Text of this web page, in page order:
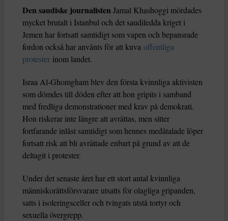
Den saudiske journalisten Jamal Khashoggi mördades
mycket brutalt i Istanbul och det saudiledda kriget i
Jemen har fortsatt samtidigt som vapen och bepansrade
fordon också har använts för att kuva offentliga
protester inom landet.
Israa Al-Ghomgham blev den första kvinnliga aktivisten
som dömdes till döden efter att hon gripits i samband
med fredliga demonstrationer med krav på demokrati.
Hon riskerar inte längre att avrättas, men sitter
fortfarande inlåst samtidigt som hennes medåtalade löper
fortsatt risk att bli avrättade enbart på grund av att de
deltagit i protester.
Under det senaste året har ett stort antal kvinnliga
människorättsförsvarare utsatts för olagliga gripanden,
satts i isoleringsceller och tvingats utstå tortyr och
sexuella övergrepp.